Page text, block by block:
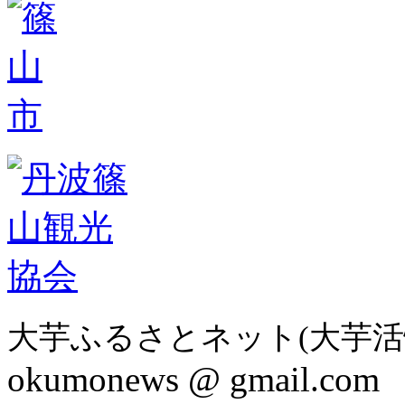
大芋ふるさとネット(大芋
okumonews @ gmail.com